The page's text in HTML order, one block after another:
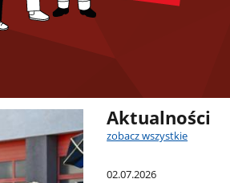
Aktualności
zobacz wszystkie
02.07.2026